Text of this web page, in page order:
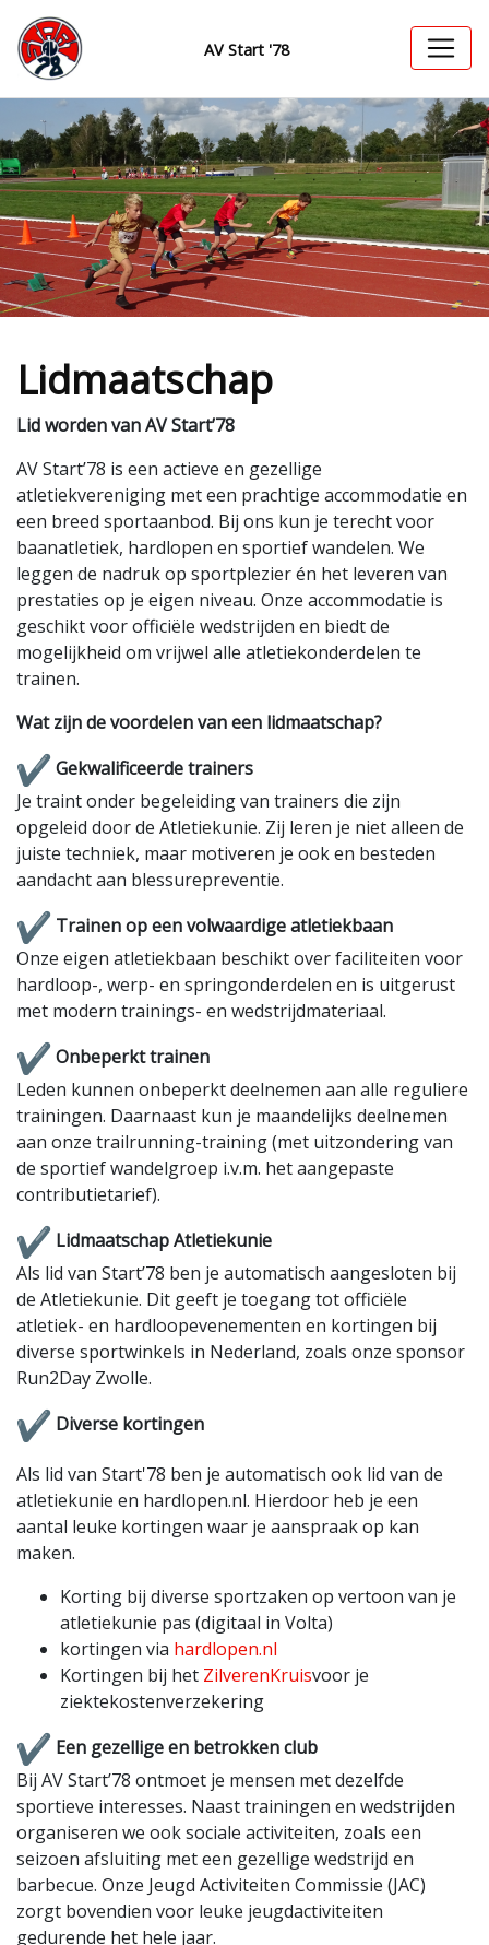
AV Start '78
Lidmaatschap
Lid worden van AV Start’78
AV Start’78 is een actieve en gezellige
atletiekvereniging met een prachtige accommodatie en
een breed sportaanbod. Bij ons kun je terecht voor
baanatletiek, hardlopen en sportief wandelen. We
leggen de nadruk op sportplezier én het leveren van
prestaties op je eigen niveau. Onze accommodatie is
geschikt voor officiële wedstrijden en biedt de
mogelijkheid om vrijwel alle atletiekonderdelen te
trainen.
Wat zijn de voordelen van een lidmaatschap?
Gekwalificeerde trainers
Je traint onder begeleiding van trainers die zijn
opgeleid door de Atletiekunie. Zij leren je niet alleen de
juiste techniek, maar motiveren je ook en besteden
aandacht aan blessurepreventie.
Trainen op een volwaardige atletiekbaan
Onze eigen atletiekbaan beschikt over faciliteiten voor
hardloop-, werp- en springonderdelen en is uitgerust
met modern trainings- en wedstrijdmateriaal.
Onbeperkt trainen
Leden kunnen onbeperkt deelnemen aan alle reguliere
trainingen. Daarnaast kun je maandelijks deelnemen
aan onze trailrunning-training (met uitzondering van
de sportief wandelgroep i.v.m. het aangepaste
contributietarief).
Lidmaatschap Atletiekunie
Als lid van Start’78 ben je automatisch aangesloten bij
de Atletiekunie. Dit geeft je toegang tot officiële
atletiek- en hardloopevenementen en kortingen bij
diverse sportwinkels in Nederland, zoals onze sponsor
Run2Day Zwolle.
Diverse kortingen
Als lid van Start'78 ben je automatisch ook lid van de
atletiekunie en hardlopen.nl. Hierdoor heb je een
aantal leuke kortingen waar je aanspraak op kan
maken.
Korting bij diverse sportzaken op vertoon van je
atletiekunie pas (digitaal in Volta)
kortingen via hardlopen.nl
Kortingen bij het ZilverenKruisvoor je
ziektekostenverzekering
Een gezellige en betrokken club
Bij AV Start’78 ontmoet je mensen met dezelfde
sportieve interesses. Naast trainingen en wedstrijden
organiseren we ook sociale activiteiten, zoals een
seizoen afsluiting met een gezellige wedstrijd en
barbecue. Onze Jeugd Activiteiten Commissie (JAC)
zorgt bovendien voor leuke jeugdactiviteiten
gedurende het hele jaar.